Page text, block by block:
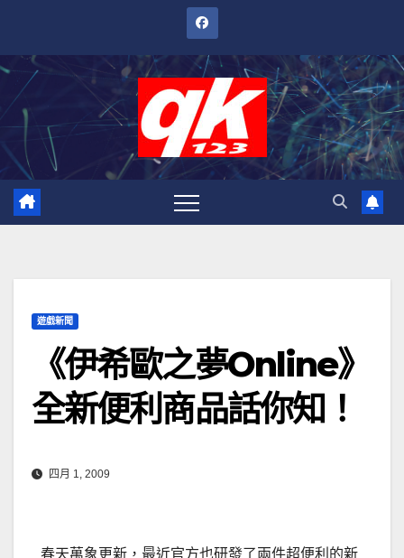
內
遊戲新聞
《伊希歐之夢Online》
全新便利商品話你知！
四月 1, 2009
春天萬象更新，最近官方也研發了兩件超便利的新